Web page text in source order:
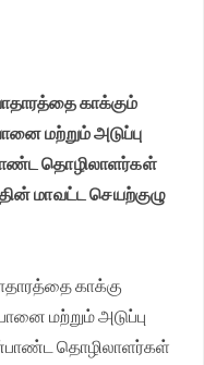
காக்கும்
மற்றும் அடுப்பு
தொழிலாளர்கள்
மாவட்ட செயற்குழு
காக்கு
மற்றும் அடுப்பு
தொழிலாளர்கள்